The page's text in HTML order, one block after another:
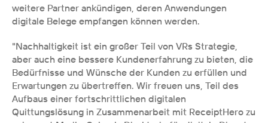
weitere Partner ankündigen, deren Anwendungen
digitale Belege empfangen können werden.
"Nachhaltigkeit ist ein großer Teil von VRs Strategie,
aber auch eine bessere Kundenerfahrung zu bieten, die
Bedürfnisse und Wünsche der Kunden zu erfüllen und
Erwartungen zu übertreffen. Wir freuen uns, Teil des
Aufbaus einer fortschrittlichen digitalen
Quittungslösung in Zusammenarbeit mit ReceiptHero zu